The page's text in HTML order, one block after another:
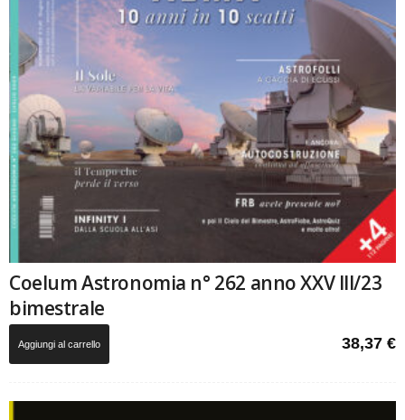
Coelum Astronomia n° 262 anno XXV III/23
bimestrale
38,37 €
Aggiungi al carrello